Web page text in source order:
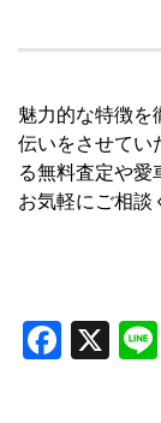
魅力的な特徴を
伝いをさせてい
る無料査定や
お気軽にご相談
X